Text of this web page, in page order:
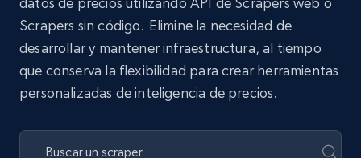
Scrapers sin código. Elimine la necesidad de
desarrollar y mantener infraestructura, al tiempo
que conserva la flexibilidad para crear herramientas
personalizadas de inteligencia de precios.